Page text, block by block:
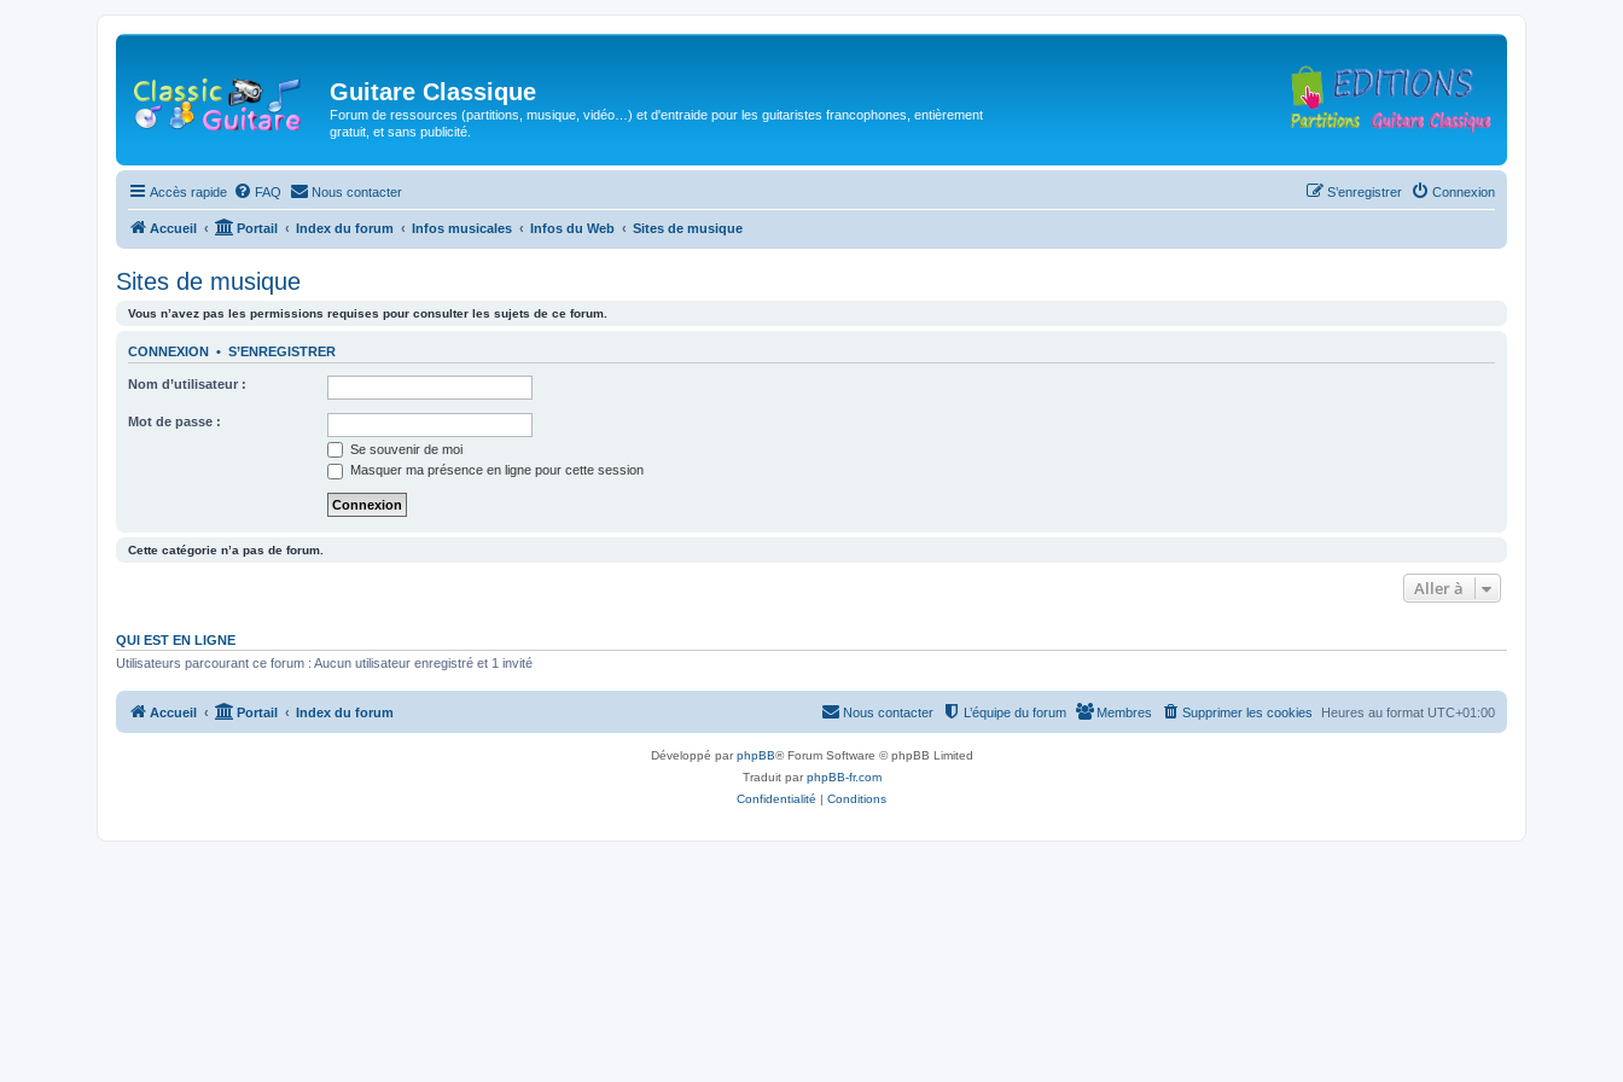
Guitare Classique
Forum de ressources (partitions, musique, vidéo…) et d'entraide pour les guitaristes francophones, entièrement
gratuit, et sans publicité.
Accès rapide FAQ Nous contacter Connexion
S’enregistrer
Accueil Portail Index du forum Infos musicales Infos du Web Sites de musique
Sites de musique
Vous n’avez pas les permissions requises pour consulter les sujets de ce forum.
CONNEXION • S’ENREGISTRER
Nom d’utilisateur :
Mot de passe :
Se souvenir de moi
Masquer ma présence en ligne pour cette session
Cette catégorie n’a pas de forum.
Aller à
QUI EST EN LIGNE
Utilisateurs parcourant ce forum : Aucun utilisateur enregistré et 1 invité
Accueil Portail Index du forum Heures au format UTC+01:00
Supprimer les cookies
Membres
L’équipe du forum
Nous contacter
Développé parphpBB® Forum Software © phpBB Limited
Traduit parphpBB-fr.com
Confidentialité | Conditions